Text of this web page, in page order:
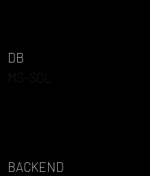
DB
MS-SQL
BACKEND